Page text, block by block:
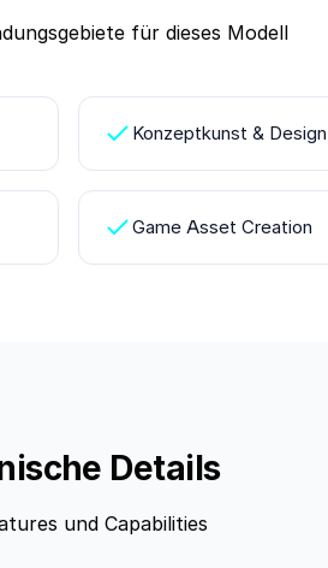
für dieses Modell
Konzeptkunst & Design
Game Asset Creation
Details
und Capabilities